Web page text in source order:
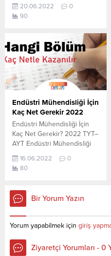
Moleküler Biyoloji ve
Genetik için kaç net yapmam
aşağıdan öğrenebilirsiniz. Bu
veriler 2021 TYT-AYT
sınavında en son yerleşen
öğrencilerin yapmış olduğu
netlerdir. YÖKATLAS YKS-
TYT Net Sihirbazı, YKS-TYT
Net Sihirbazı. Sayfamızdaki
verilerin tamamı
YÖK tarafından yayınlanmış
olan en son güncel...
20.06.2022
0
90
Endüstri Mühendisliği İçin
Kaç Net Gerekir 2022
Endüstri Mühendisliği İçin
Kaç Net Gerekir? 2022 TYT–
AYT Endüstri Mühendisliği
sorusunun cevabını
aşağıdan öğrenebilirsiniz. Bu
sınavında en son yerleşen
öğrencilerin yapmış olduğu
TYT Net Sihirbazı, YKS-TYT
Net Sihirbazı. Sayfamızdaki
verilerin tamamı
YÖK tarafından yayınlanmış
16.06.2022
0
80
Bir Yorum Yazın
Yorum yapabilmek için giriş
Ziyaretçi Yorumları - 0